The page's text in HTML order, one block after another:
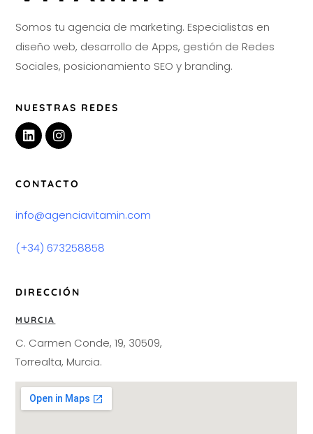
Somos tu agencia de marketing. Especialistas en
diseño web, desarrollo de Apps, gestión de Redes
Sociales, posicionamiento SEO y branding.
NUESTRAS REDES
CONTACTO
info@agenciavitamin.com
(+34) 673258858
DIRECCIÓN
MURCIA
C. Carmen Conde, 19, 30509,
Torrealta, Murcia.